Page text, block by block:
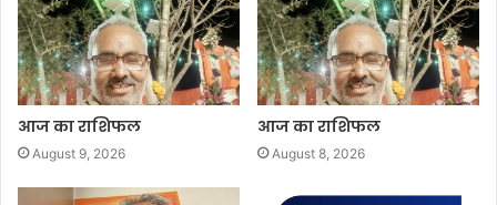
आज का राशिफल
August 9, 2026
आज का राशिफल
August 8, 2026